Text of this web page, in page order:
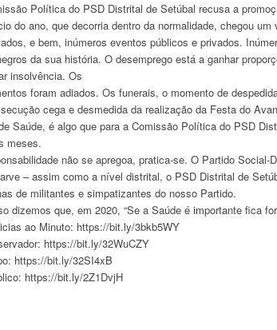
Política do PSD Distrital de Setúbal recusa a
do ano, que decorria dentro da normalidade, chegou
e bem, inúmeros eventos públicos e privados.
da sua história. O desemprego está a ganhar
insolvência. Os
foram adiados. Os funerais, o momento de
cega e desmedida da realização da Festa do
Saúde, é algo que para a Comissão Política do PSD
meses.
não se apregoa, pratica-se. O Partido
– assim como a nível distrital, o PSD Distrital de
de militantes e simpatizantes do nosso Partido.
dizemos que, em 2020, “Se a Saúde é importante fica
ao Minuto: https://bit.ly/3bkb5WY
https://bit.ly/32WuCZY
https://bit.ly/32SI4xB
https://bit.ly/2Z1DvjH